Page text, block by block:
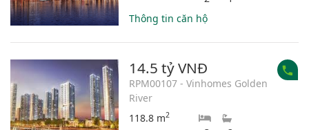
Thông tin căn hộ
14.5 tỷ VNĐ
RPM00107 - Vinhomes Golden
River
118.8 m2